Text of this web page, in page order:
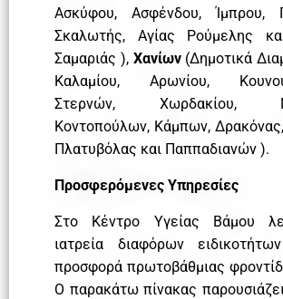
Ασκύφου, Ασφένδου, Ίμπρου,
Σκαλωτής, Αγίας Ρούμελης
Σαμαριάς ), Χανίων(Δημοτικά
Καλαμίου, Αρωνίου,
Στερνών, Χωρδακίου,
Κοντοπούλων, Κάμπων,
Πλατυβόλας και Παππαδιανών ).
Προσφερόμενες Υπηρεσίες
Στο Κέντρο Υγείας Βάμου
ιατρεία διαφόρων
προσφορά πρωτοβάθμιας
Ο παρακάτω πίνακας